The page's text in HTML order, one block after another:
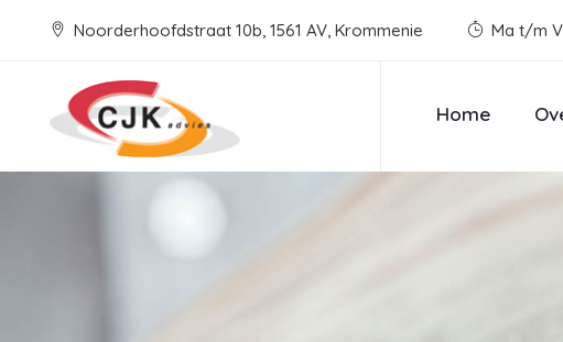
Noorderhoofdstraat 10b, 1561 AV, Krommenie Ma t/m
Home